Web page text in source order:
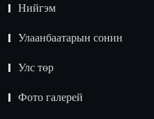
Нийгэм
Улаанбаатарын сонин
Улс төр
Фото галерей